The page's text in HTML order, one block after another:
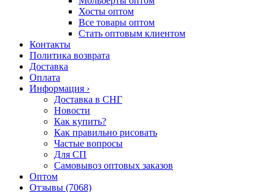
Хосты оптом
Все товары оптом
Стать оптовым клиентом
Контакты
Политика возврата
Доставка
Оплата
Информация ›
Доставка в СНГ
Новости
Как купить?
Как правильно рисовать
Частые вопросы
Для СП
Самовывоз оптовых заказов
Оптом
Отзывы (7068)